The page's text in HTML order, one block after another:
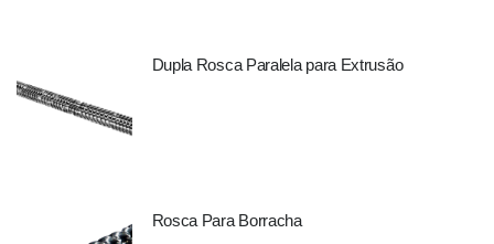
Dupla Rosca Paralela para Extrusão
Rosca Para Borracha